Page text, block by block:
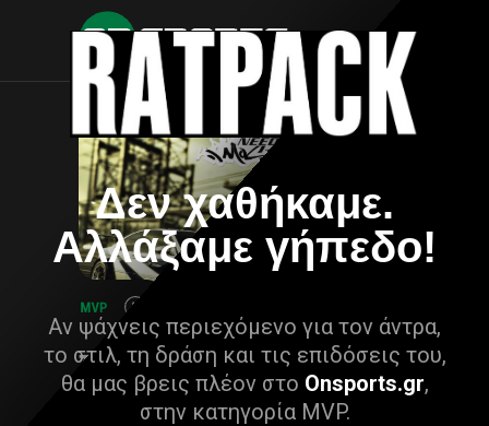
Δεν χαθήκαμε.
Αλλάξαμε γήπεδο!
Αν ψάχνεις περιεχόμενο για τον άντρα,
το στιλ, τη δράση και τις επιδόσεις του,
θα μας βρεις πλέον στο Onsports.gr,
στην κατηγορία MVP.